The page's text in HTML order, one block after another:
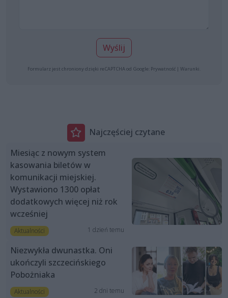
Wyślij
Formularz jest chroniony dzięki reCAPTCHA od Google: Prywatność | Warunki
Najczęściej czytane
Miesiąc z nowym system
kasowania biletów w
komunikacji miejskiej.
Wystawiono 1300 opłat
dodatkowych więcej niż rok
wcześniej
Aktualności 1 dzień temu
Niezwykła dwunastka. Oni
ukończyli szczecińskiego
Pobożniaka
Aktualności 2 dni temu